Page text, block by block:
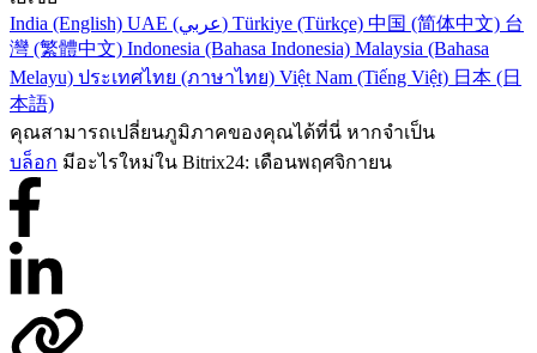
India (English)
UAE (عربي) Türkiye (Türkçe) 中国 (简体中文) 台
灣 (繁體中文) Indonesia (Bahasa Indonesia) Malaysia (Bahasa
Melayu) ประเทศไทย (ภาษาไทย) Việt Nam (Tiếng Việt) 日本 (日
本語)
คุณสามารถเปลี่ยนภูมิภาคของคุณได้ที่นี่ หากจำเป็น
บล็อก มีอะไรใหม่ใน Bitrix24: เดือนพฤศจิกายน